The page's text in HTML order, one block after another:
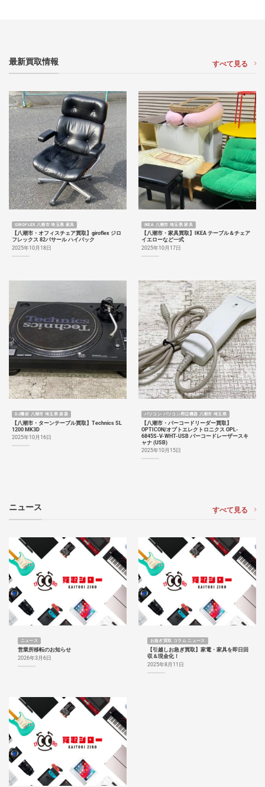
最新買取情報 すべて見る
GIROFLEX 八潮市 埼玉県 家具
【八潮市・オフィスチェア買取】giroflex ジロ
フレックス 82パサール ハイバック
2025年10月18日
IKEA 八潮市 埼玉県 家具
【八潮市・家具買取】IKEA テーブル＆チェア
イエローなど一式
2025年10月17日
DJ機材 八潮市 埼玉県 楽器
【八潮市・ターンテーブル買取】Technics SL
1200 MK3D
2025年10月16日
パソコン パソコン周辺機器 八潮市 埼玉県
【八潮市・バーコードリーダー買取】
OPTICON/オプトエレクトロニクス OPL-
6845S-V-WHT-USB バーコードレーザースキ
ャナ (USB)
2025年10月15日
ニュース すべて見る
ニュース
営業所移転のお知らせ
2026年3月6日
お急ぎ買取 コラム ニュース
【引越しお急ぎ買取】家電・家具を即日回
収＆現金化！
2025年8月11日